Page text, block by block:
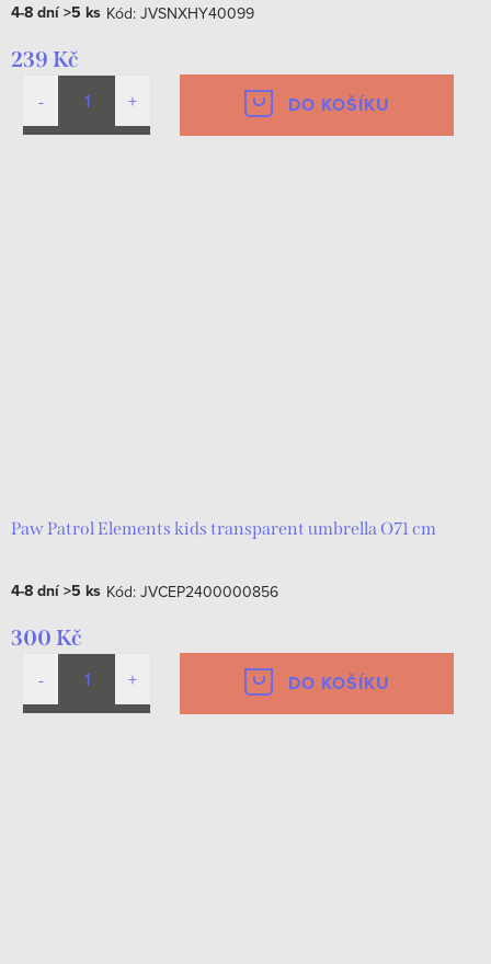
4-8 dní>5 ks Kód: JVSNXHY40099
239 Kč
DO KOŠÍKU
Paw Patrol Elements kids transparent umbrella O71 cm
4-8 dní>5 ks Kód: JVCEP2400000856
300 Kč
DO KOŠÍKU